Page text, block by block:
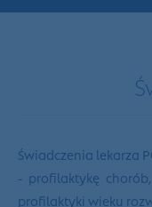
Świadczenia lekarza
- profilaktykę
profilaktyki wieku